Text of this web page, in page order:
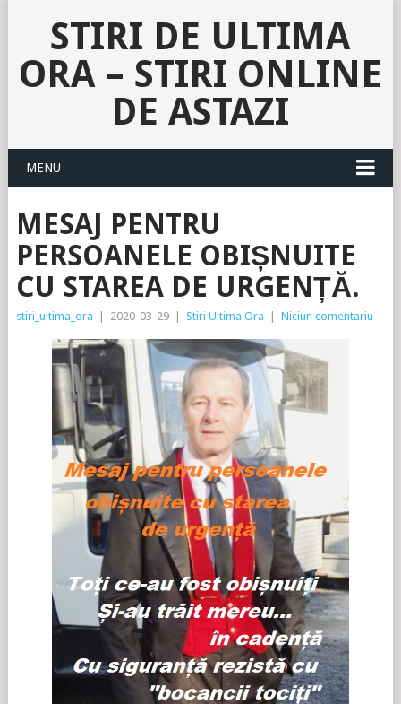
STIRI DE ULTIMA
ORA – STIRI ONLINE
DE ASTAZI
MENU
MESAJ PENTRU
PERSOANELE OBIȘNUITE
CU STAREA DE URGENȚĂ.
stiri_ultima_ora 2020-03-29 Stiri Ultima Ora Niciun comentariu